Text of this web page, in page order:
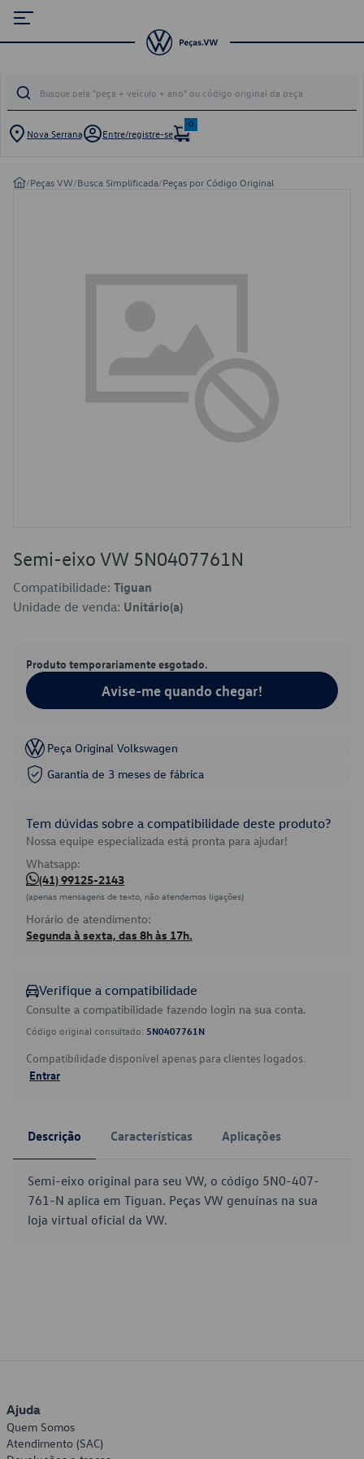
Nova Serrana Entre/registre-se
0
/Peças VW/Busca Simplificada/Peças por Código Original
Semi-eixo VW 5N0407761N
Compatibilidade: Tiguan
Unidade de venda: Unitário(a)
Produto temporariamente esgotado.
Avise-me quando chegar!
Peça Original Volkswagen
Garantia de 3 meses de fábrica
Tem dúvidas sobre a compatibilidade deste produto?
Nossa equipe especializada está pronta para ajudar!
Whatsapp:
(41) 99125-2143
(apenas mensagens de texto, não atendemos ligações)
Horário de atendimento:
Segunda à sexta, das 8h às 17h.
Verifique a compatibilidade
Consulte a compatibilidade fazendo login na sua conta.
Código original consultado: 5N0407761N
Compatibilidade disponível apenas para clientes logados.
Entrar
Descrição Características Aplicações
Semi-eixo original para seu VW, o código 5N0-407-
761-N aplica em Tiguan. Peças VW genuínas na sua
loja virtual oficial da VW.
Ajuda
Quem Somos
Atendimento (SAC)